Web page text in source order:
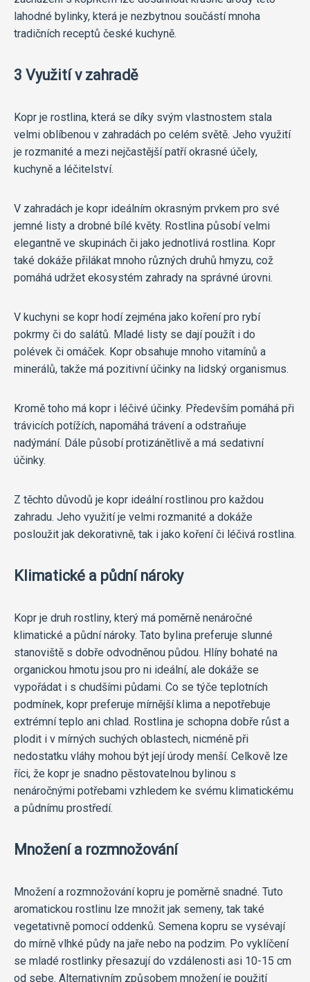
lahodné bylinky, která je nezbytnou součástí mnoha
tradičních receptů české kuchyně.
3 Využití v zahradě
Kopr je rostlina, která se díky svým vlastnostem stala
velmi oblíbenou v zahradách po celém světě. Jeho využití
je rozmanité a mezi nejčastější patří okrasné účely,
kuchyně a léčitelství.
V zahradách je kopr ideálním okrasným prvkem pro své
jemné listy a drobné bílé květy. Rostlina působí velmi
elegantně ve skupinách či jako jednotlivá rostlina. Kopr
také dokáže přilákat mnoho různých druhů hmyzu, což
pomáhá udržet ekosystém zahrady na správné úrovni.
V kuchyni se kopr hodí zejména jako koření pro rybí
pokrmy či do salátů. Mladé listy se dají použít i do
polévek či omáček. Kopr obsahuje mnoho vitamínů a
minerálů, takže má pozitivní účinky na lidský organismus.
Kromě toho má kopr i léčivé účinky. Především pomáhá při
trávicích potížích, napomáhá trávení a odstraňuje
nadýmání. Dále působí protizánětlivě a má sedativní
účinky.
Z těchto důvodů je kopr ideální rostlinou pro každou
zahradu. Jeho využití je velmi rozmanité a dokáže
posloužit jak dekorativně, tak i jako koření či léčivá rostlina.
Klimatické a půdní nároky
Kopr je druh rostliny, který má poměrně nenáročné
klimatické a půdní nároky. Tato bylina preferuje slunné
stanoviště s dobře odvodněnou půdou. Hlíny bohaté na
organickou hmotu jsou pro ni ideální, ale dokáže se
vypořádat i s chudšími půdami. Co se týče teplotních
podmínek, kopr preferuje mírnější klima a nepotřebuje
extrémní teplo ani chlad. Rostlina je schopna dobře růst a
plodit i v mírných suchých oblastech, nicméně při
nedostatku vláhy mohou být její úrody menší. Celkově lze
říci, že kopr je snadno pěstovatelnou bylinou s
nenáročnými potřebami vzhledem ke svému klimatickému
a půdnímu prostředí.
Množení a rozmnožování
Množení a rozmnožování kopru je poměrně snadné. Tuto
aromatickou rostlinu lze množit jak semeny, tak také
vegetativně pomocí oddenků. Semena kopru se vysévají
do mírně vlhké půdy na jaře nebo na podzim. Po vyklíčení
se mladé rostlinky přesazují do vzdálenosti asi 10-15 cm
od sebe. Alternativním způsobem množení je použití